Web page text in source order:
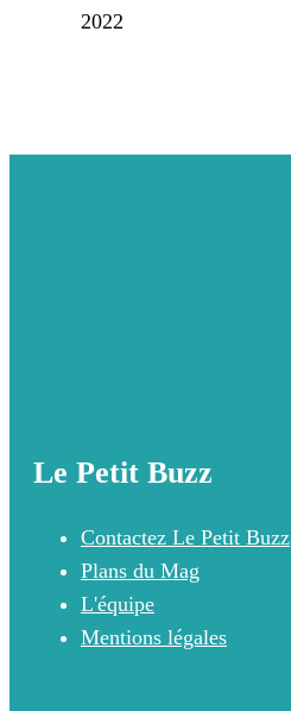
2022
Le Petit Buzz
Contactez Le Petit Buzz
Plans du Mag
L'équipe
Mentions légales